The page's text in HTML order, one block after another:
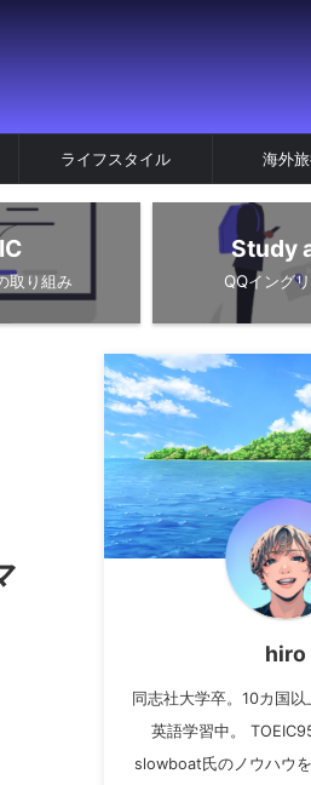
ライフスタイル 海外
取り組み
Study
QQイング
hiro
同志社大学卒。10カ国
英語学習中。
slowboat氏のノウハウ